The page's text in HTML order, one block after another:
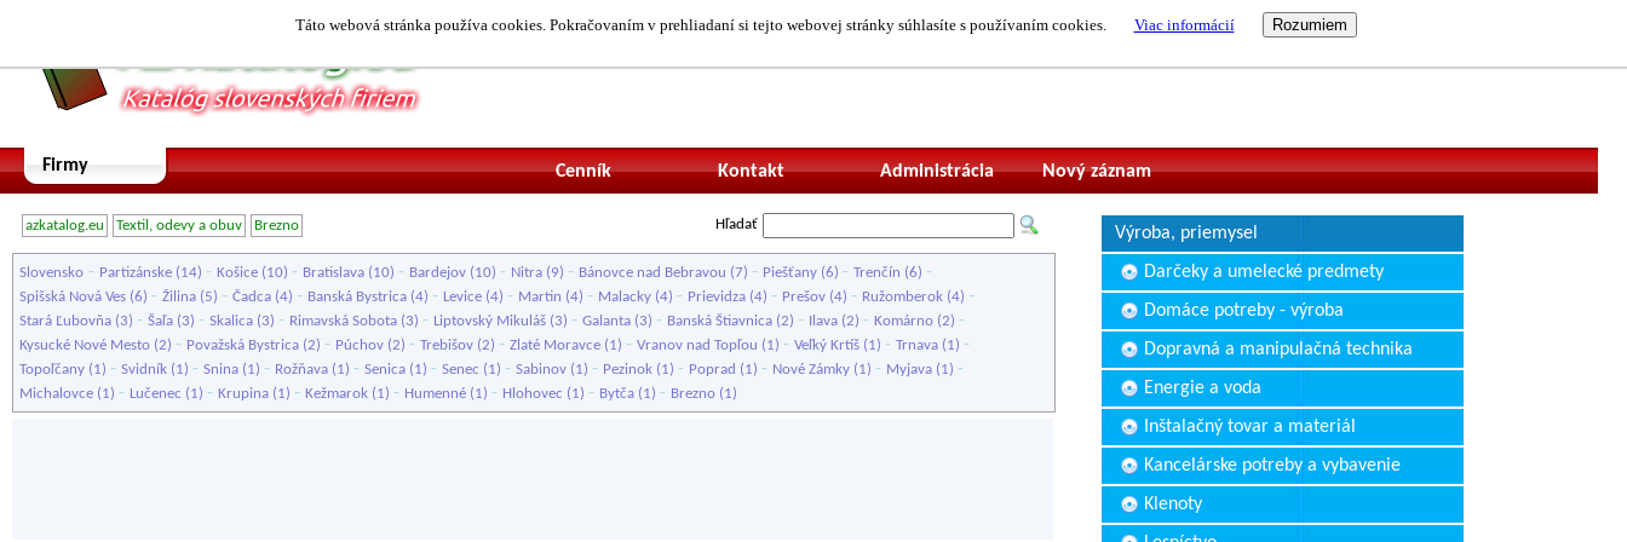
Táto webová stránka používa cookies. Pokračovaním v prehliadaní si tejto webovej stránky súhlasíte s používaním cookies. Viac informácií
Firmy Nový záznam
Administrácia
Kontakt
Cenník
azkatalog.eu Textil, odevy a obuv Brezno Hľadať
Slovensko - Partizánske (14) - Košice (10) - Bratislava (10) - Bardejov (10) - Nitra (9) - Bánovce nad Bebravou (7) - Piešťany (6) - Trenčín (6) -
Spišská Nová Ves (6) - Žilina (5) - Čadca (4) - Banská Bystrica (4) - Levice (4) - Martin (4) - Malacky (4) - Prievidza (4) - Prešov (4) - Ružomberok (4) -
Stará Ľubovňa (3) - Šaľa (3) - Skalica (3) - Rimavská Sobota (3) - Liptovský Mikuláš (3) - Galanta (3) - Banská Štiavnica (2) - Ilava (2) - Komárno (2) -
Kysucké Nové Mesto (2) - Považská Bystrica (2) - Púchov (2) - Trebišov (2) - Zlaté Moravce (1) - Vranov nad Topľou (1) - Veľký Krtíš (1) - Trnava (1) -
Topoľčany (1) - Svidník (1) - Snina (1) - Rožňava (1) - Senica (1) - Senec (1) - Sabinov (1) - Pezinok (1) - Poprad (1) - Nové Zámky (1) - Myjava (1) -
Michalovce (1) - Lučenec (1) - Krupina (1) - Kežmarok (1) - Humenné (1) - Hlohovec (1) - Bytča (1) - Brezno (1)
Výroba, priemysel
Darčeky a umelecké predmety
Domáce potreby - výroba
Dopravná a manipulačná technika
Energie a voda
Inštalačný tovar a materiál
Kancelárske potreby a vybavenie
Klenoty